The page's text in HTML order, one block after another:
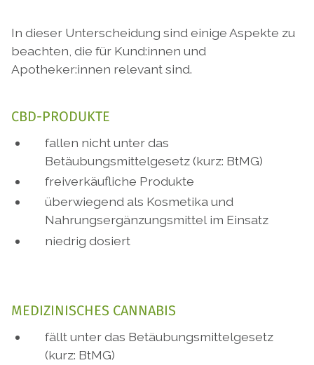
In dieser Unterscheidung sind einige Aspekte zu
beachten, die für Kund:innen und
Apotheker:innen relevant sind.
CBD-PRODUKTE
fallen nicht unter das
Betäubungsmittelgesetz (kurz: BtMG)
freiverkäufliche Produkte
überwiegend als Kosmetika und
Nahrungsergänzungsmittel im Einsatz
niedrig dosiert
MEDIZINISCHES CANNABIS
fällt unter das Betäubungsmittelgesetz
(kurz: BtMG)